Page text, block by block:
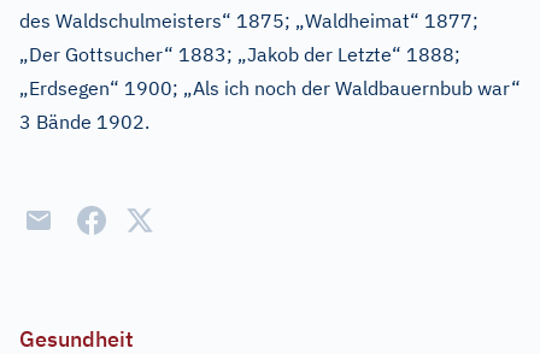
des Waldschulmeisters“ 1875; „Waldheimat“ 1877;
„Der Gottsucher“ 1883; „Jakob der Letzte“ 1888;
„Erdsegen“ 1900; „Als ich noch der Waldbauernbub war“
3 Bände 1902.
Gesundheit